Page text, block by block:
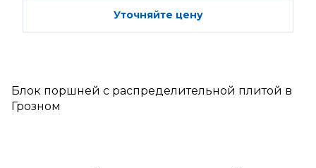
Уточняйте цену
Блок поршней c распределительной плитой в
Грозном